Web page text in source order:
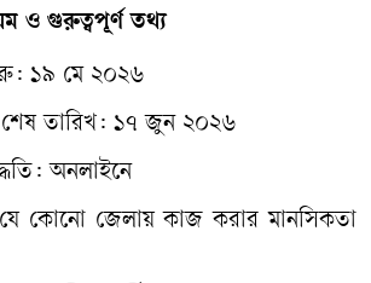
ও গুরুত্বপূর্ণ তথ্য
:১৯ মে ২০২৬
শেষ তারিখ:১৭ জুন ২০২৬
:অনলাইনে
যে কোনো জেলায় কাজ করার মানসিকতা